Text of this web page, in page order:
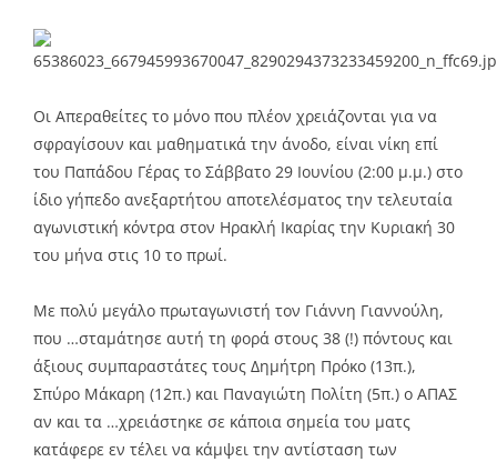
Οι Απεραθείτες το μόνο που πλέον χρειάζονται για να
σφραγίσουν και μαθηματικά την άνοδο, είναι νίκη επί
του Παπάδου Γέρας το Σάββατο 29 Ιουνίου (2:00 μ.μ.) στο
ίδιο γήπεδο ανεξαρτήτου αποτελέσματος την τελευταία
αγωνιστική κόντρα στον Ηρακλή Ικαρίας την Κυριακή 30
του μήνα στις 10 το πρωί.
Με πολύ μεγάλο πρωταγωνιστή τον Γιάννη Γιαννούλη,
που …σταμάτησε αυτή τη φορά στους 38 (!) πόντους και
άξιους συμπαραστάτες τους Δημήτρη Πρόκο (13π.),
Σπύρο Μάκαρη (12π.) και Παναγιώτη Πολίτη (5π.) ο ΑΠΑΣ
αν και τα …χρειάστηκε σε κάποια σημεία του ματς
κατάφερε εν τέλει να κάμψει την αντίσταση των